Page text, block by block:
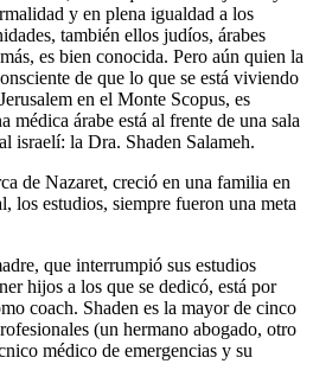
y en plena igualdad a los
también ellos judíos, árabes
es bien conocida. Pero aún quien la
de que lo que se está viviendo
en el Monte Scopus, es
médica árabe está al frente de una sala
israelí: la Dra. Shaden Salameh.
de Nazaret, creció en una familia en
los estudios, siempre fueron una meta
que interrumpió sus estudios
hijos a los que se dedicó, está por
coach. Shaden es la mayor de cinco
(un hermano abogado, otro
médico de emergencias y su